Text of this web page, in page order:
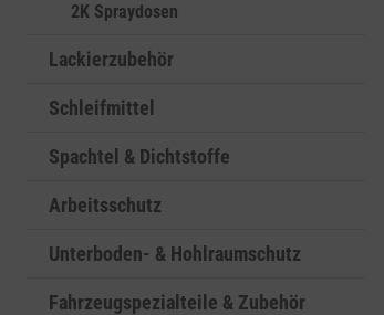
2K Spraydosen
Lackierzubehör
Schleifmittel
Spachtel & Dichtstoffe
Arbeitsschutz
Unterboden- & Hohlraumschutz
Fahrzeugspezialteile & Zubehör